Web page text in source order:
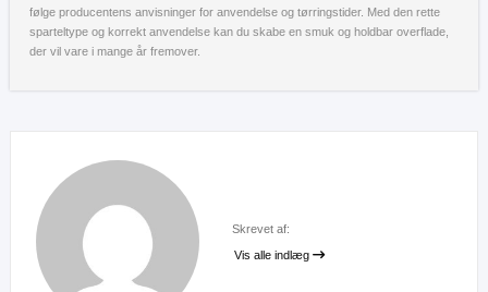
følge producentens anvisninger for anvendelse og tørringstider. Med den rette
sparteltype og korrekt anvendelse kan du skabe en smuk og holdbar overflade,
der vil vare i mange år fremover.
Skrevet af:
Vis alle indlæg